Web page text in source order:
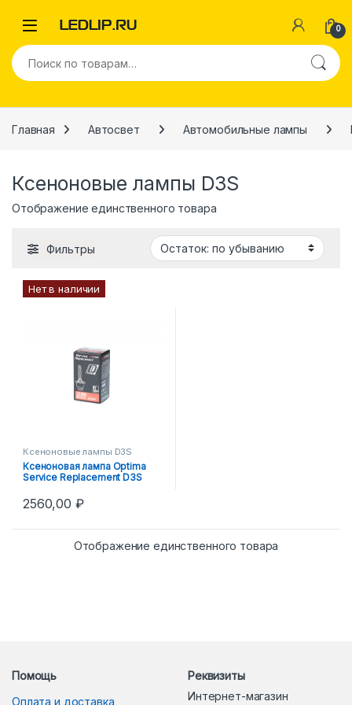
0
Искать:
Главная Автосвет Автомобильные лампы
Ксеноновые лампы D3S
Отображение единственного товара
Фильтры
Нет в наличии
Ксеноновые лампы D3S
Ксеноновая лампа Optima
Service Replacement D3S
2560,00 ₽
Отображение единственного товара
Помощь
Оплата и доставка
Реквизиты
Интернет-магазин